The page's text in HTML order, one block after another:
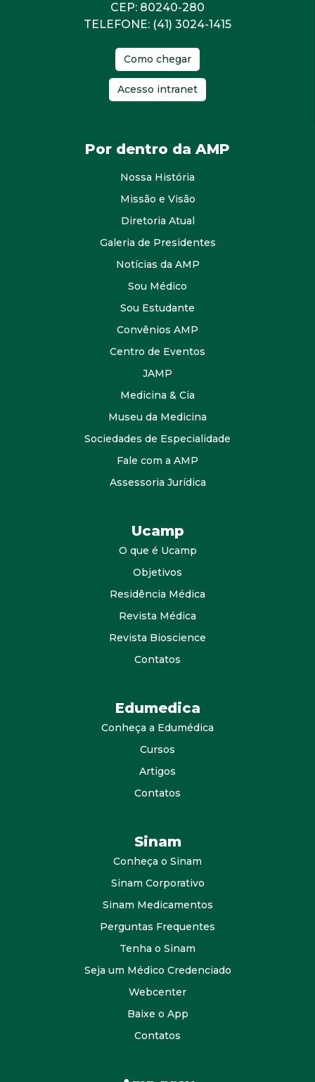
CEP: 80240-280
TELEFONE: (41) 3024-1415
Como chegar
Acesso intranet
Por dentro da AMP
Nossa História
Missão e Visão
Diretoria Atual
Galeria de Presidentes
Notícias da AMP
Sou Médico
Sou Estudante
Convênios AMP
Centro de Eventos
JAMP
Medicina & Cia
Museu da Medicina
Sociedades de Especialidade
Fale com a AMP
Assessoria Jurídica
Ucamp
O que é Ucamp
Objetivos
Residência Médica
Revista Médica
Revista Bioscience
Contatos
Edumedica
Conheça a Edumédica
Cursos
Artigos
Contatos
Sinam
Conheça o Sinam
Sinam Corporativo
Sinam Medicamentos
Perguntas Frequentes
Tenha o Sinam
Seja um Médico Credenciado
Webcenter
Baixe o App
Contatos